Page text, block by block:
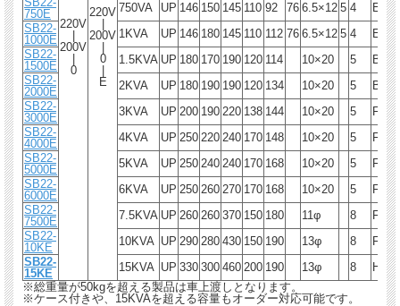
220V
200V
0
220V
200V
0
E
750E
750VA UP 146 150 145 110 92 76 6.5×12 5 4 E
SB22-
1000E
1KVA UP 146 180 145 110 112 76 6.5×12 5 4 E
SB22-
1500E
1.5KVA UP 180 170 190 120 114 10×20 5 B
SB22-
2000E
2KVA UP 180 190 190 120 134 10×20 5 B
SB22-
3000E
3KVA UP 200 190 220 138 144 10×20 5 F
SB22-
4000E
4KVA UP 250 220 240 170 148 10×20 5 F
SB22-
5000E
5KVA UP 250 240 240 170 168 10×20 5 F
SB22-
6000E
6KVA UP 250 260 270 170 168 10×20 5 F
SB22-
7500E
7.5KVA UP 260 260 370 150 180 11φ 8 F
SB22-
10KE
10KVA UP 290 280 430 150 190 13φ 8 F
SB22-
15KE
15KVA UP 330 300 460 200 190 13φ 8 H
※総重量が50kgを超える製品は車上渡しとなります。
※ケース付きや、15KVAを超える容量もオーダー対応可能です。